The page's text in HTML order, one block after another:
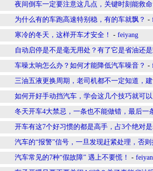
夜间倒车一定要注意这几点，关键时刻能救命
为什么有的车跑高速特别稳，有的车就飘？ -
寒冷的冬天，这样开车才安全！ - feiyang
自动启停是不是毫无用处？有了它是省油还
车噪太响怎么办？如何才能降低汽车噪音？ -
三油五液更换周期，老司机都不一定知道，建
如何开好手动挡汽车，学会这几个技巧就可以
冬天开车4大禁忌，一条也不能做错，最后一
开车有这7个好习惯的都是高手，占3个绝对
汽车的“报警”信号，一旦发现赶紧处理，否
汽车常见的7种“假故障” 遇上不要慌！ -